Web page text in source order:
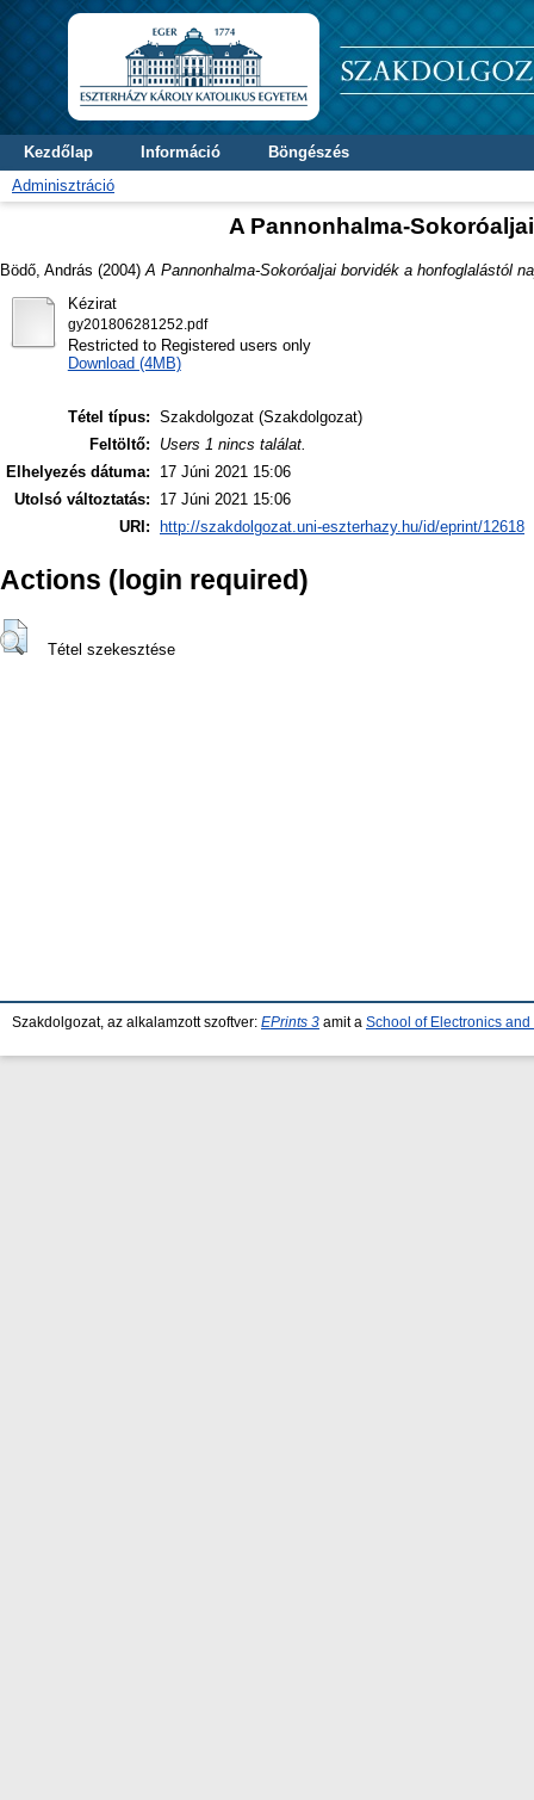
Kezdőlap Információ
Böngészés
Adminisztráció
A Pannonhalma-
Bödő, András (2004) A Pannonhalma-Sokoróaljai borvidék a honfoglalástól
Kézirat
gy201806281252.pdf
Restricted to Registered users only
Download (4MB)
Tétel típus: Szakdolgozat (Szakdolgozat)
Feltöltő:
Users 1 nincs találat.
Elhelyezés dátuma:
17 Júni 2021 15:06
Utolsó változtatás:
17 Júni 2021 15:06
URI:
http://szakdolgozat.uni-eszterhazy.hu/id/eprint/12618
Actions (login required)
Tétel szekesztése
Szakdolgozat, az alkalamzott szoftver: EPrints 3 amit a School of Electronics